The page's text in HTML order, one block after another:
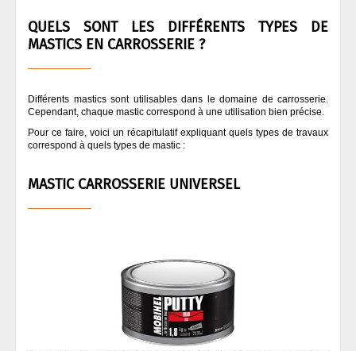
QUI SOMMES NOUS ?ASPIRATION CARROSSERIE
COLLES
MASQUAGE CARROSSERIE
MASTIC
QUELS SONT LES DIFFÉRENTS TYPES DE
MASTICS EN CARROSSERIE ?
Différents mastics sont utilisables dans le domaine de carrosserie.
Cependant, chaque mastic correspond à une utilisation bien précise.
Pour ce faire, voici un récapitulatif expliquant quels types de travaux
correspond à quels types de mastic :
MASTIC CARROSSERIE UNIVERSEL